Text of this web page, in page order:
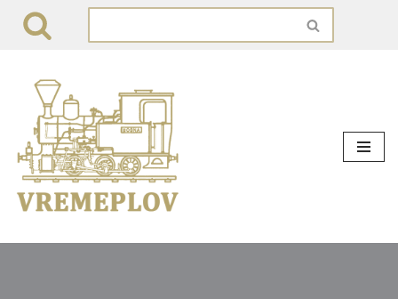
springen